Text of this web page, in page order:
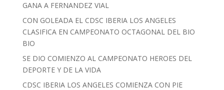
GANA A FERNANDEZ VIAL
CON GOLEADA EL CDSC IBERIA LOS ANGELES
CLASIFICA EN CAMPEONATO OCTAGONAL DEL BIO
BIO
SE DIO COMIENZO AL CAMPEONATO HEROES DEL
DEPORTE Y DE LA VIDA
CDSC IBERIA LOS ANGELES COMIENZA CON PIE